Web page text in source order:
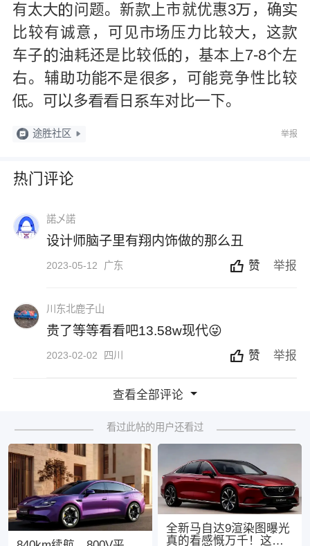
有太问题。新 上市就优惠3 ，确
比较有诚意，可见场压力比较 ，这
车子油还是比较低 ，基 上7-8个左
右。辅功是 ，可竞争性比较
。可多 日 对比下。
途胜社区 举报
热门评论
諾乄諾
设计师脑子里有翔内饰做的那么丑
2023-05-12 广东 赞 举报
川东北鹿子山
贵了等等看看吧13.58w现代😜
2023-02-02 四川 赞 举报
查看全部评论
看过此帖的用户还看过
全新马自达9渲染图曝光
真的看感慨万千！这次